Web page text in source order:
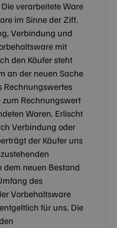
verarbeitete Ware
im Sinne der Ziff.
Verbindung und
mit
den Käufer steht
an der neuen Sache
Rechnungswertes
Rechnungswert
Waren. Erlischt
Verbindung oder
der Käufer uns
dem neuen Bestand
des
Vorbehaltsware
für uns. Die